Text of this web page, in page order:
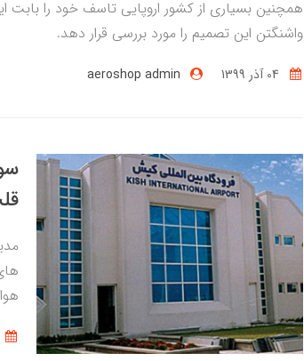
همچنین بسیاری از کشور اروپایی تاسف خود را بابت این
واشنگتن این تصمیم را مورد بررسی قرار دهد.
aeroshop admin